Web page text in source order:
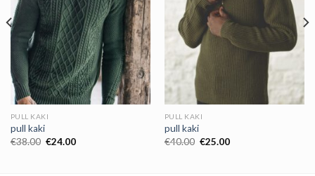
PULL KAKI
pull kaki
€38.00 €24.00
PULL KAKI
pull kaki
€40.00 €25.00